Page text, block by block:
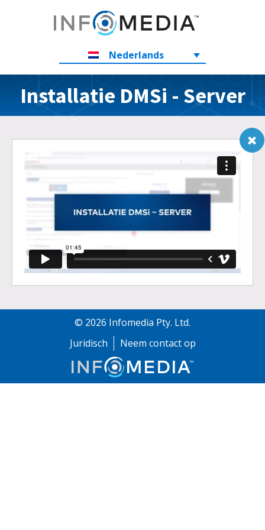
Nederlands
Installatie DMSi - Server
© 2026 Infomedia Pty. Ltd.
Juridisch
Neem contact op